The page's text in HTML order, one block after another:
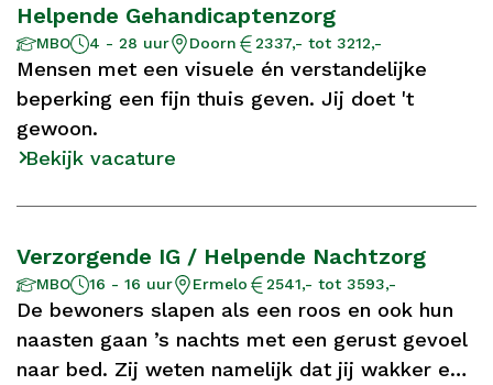
Helpende Gehandicaptenzorg
Opleidingsniveau
MBO
Aantal
uur
4 - 28 uur
Locatie Doorn
Salaris 2337,- tot 3212,-
Mensen met een visuele én verstandelijke
beperking een fijn thuis geven. Jij doet 't
gewoon.
Bekijk vacature
Verzorgende IG / Helpende Nachtzorg
Opleidingsniveau
MBO
Aantal
uur
16 - 16 uur
Locatie Ermelo
Salaris 2541,- tot 3593,-
De bewoners slapen als een roos en ook hun
naasten gaan ’s nachts met een gerust gevoel
naar bed. Zij weten namelijk dat jij wakker en